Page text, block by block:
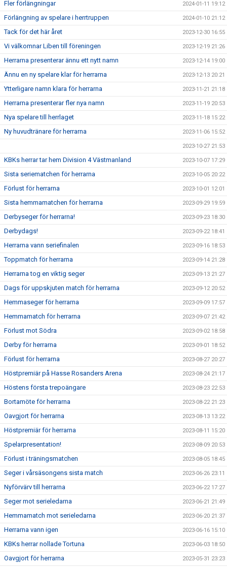
Fler förlängningar 2024-01-11 19:12
Förlängning av spelare i herrtruppen 2024-01-10 21:12
Tack för det här året 2023-12-30 16:55
Vi välkomnar Liben till föreningen 2023-12-19 21:26
Herrarna presenterar ännu ett nytt namn 2023-12-14 19:00
Ännu en ny spelare klar för herrarna 2023-12-13 20:21
Ytterligare namn klara för herrarna 2023-11-21 21:18
Herrarna presenterar fler nya namn 2023-11-19 20:53
Nya spelare till herrlaget 2023-11-18 15:22
Ny huvudtränare för herrarna 2023-11-06 15:52
2023-10-27 21:53
KBKs herrar tar hem Division 4 Västmanland 2023-10-07 17:29
Sista seriematchen för herrarna 2023-10-05 20:22
Förlust för herrarna 2023-10-01 12:01
Sista hemmamatchen för herrarna 2023-09-29 19:59
Derbyseger för herrarna! 2023-09-23 18:30
Derbydags! 2023-09-22 18:41
Herrarna vann seriefinalen 2023-09-16 18:53
Toppmatch för herrarna 2023-09-14 21:28
Herrarna tog en viktig seger 2023-09-13 21:27
Dags för uppskjuten match för herrarna 2023-09-12 20:52
Hemmaseger för herrarna 2023-09-09 17:57
Hemmamatch för herrarna 2023-09-07 21:42
Förlust mot Södra 2023-09-02 18:58
Derby för herrarna 2023-09-01 18:52
Förlust för herrarna 2023-08-27 20:27
Höstpremiär på Hasse Rosanders Arena 2023-08-24 21:17
Höstens första trepoängare 2023-08-23 22:53
Bortamöte för herrarna 2023-08-22 21:23
Oavgjort för herrarna 2023-08-13 13:22
Höstpremiär för herrarna 2023-08-11 15:20
Spelarpresentation! 2023-08-09 20:53
Förlust i träningsmatchen 2023-08-05 18:45
Seger i vårsäsongens sista match 2023-06-26 23:11
Nyförvärv till herrarna 2023-06-22 17:27
Seger mot serieledarna 2023-06-21 21:49
Hemmamatch mot serieledarna 2023-06-20 21:37
Herrarna vann igen 2023-06-16 15:10
KBKs herrar nollade Tortuna 2023-06-03 18:50
Oavgjort för herrarna 2023-05-31 23:23